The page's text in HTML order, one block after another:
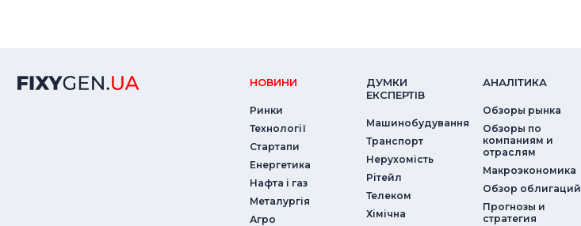
НОВИНИ
Ринки
Технології
Стартапи
Енергетика
Нафта і газ
Металургія
Агро
ДУМКИ
ЕКСПЕРТIВ
Машинобудування
Транспорт
Нерухомість
Рітейл
Телеком
Хімічна
АНАЛIТИКА
Обзоры рынка
Обзоры по
компаниям и
отраслям
Макроэкономика
Обзор облигаций
Прогнозы и
стратегия